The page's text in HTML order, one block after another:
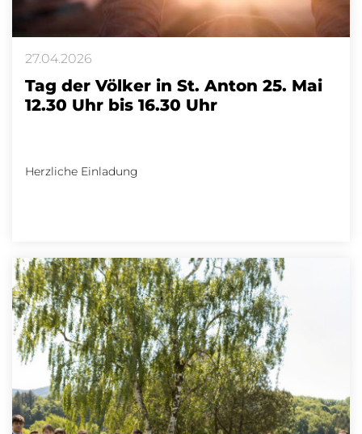
27.04.2026
Tag der Völker in St. Anton 25. Mai
12.30 Uhr bis 16.30 Uhr
Herzliche Einladung